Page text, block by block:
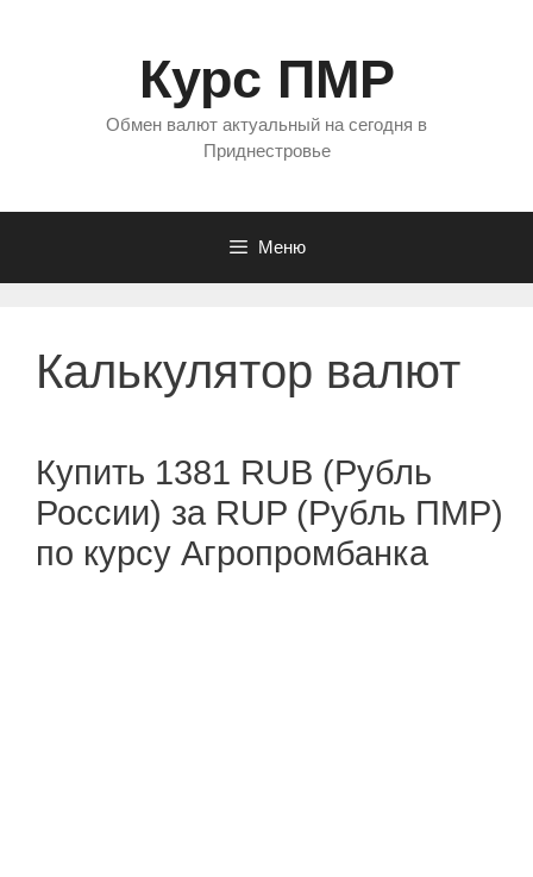
Курс ПМР
Обмен валют актуальный на сегодня в
Приднестровье
Меню
Калькулятор валют
Купить 1381 RUB (Рубль
России) за RUP (Рубль ПМР)
по курсу Агропромбанка